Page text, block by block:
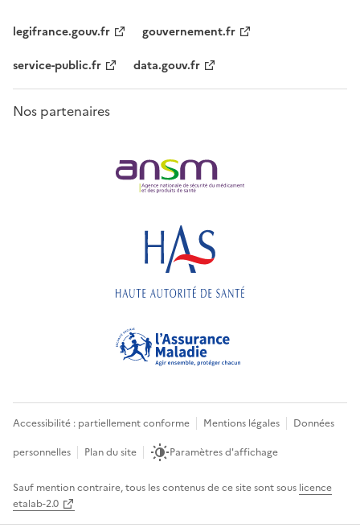
legifrance.gouv.fr
gouvernement.fr
service-public.fr
data.gouv.fr
Nos partenaires
Accessibilité : partiellement conforme Mentions légales
Données
personnelles
Plan du site Paramètres d'affichage
Sauf mention contraire, tous les contenus de ce site sont sous licence
etalab-2.0